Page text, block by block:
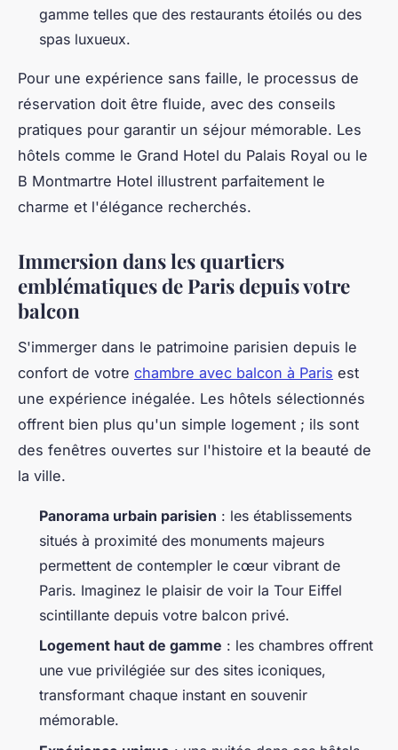
gamme telles que des restaurants étoilés ou des
spas luxueux.
Pour une expérience sans faille, le processus de
réservation doit être fluide, avec des conseils
pratiques pour garantir un séjour mémorable. Les
hôtels comme le Grand Hotel du Palais Royal ou le
B Montmartre Hotel illustrent parfaitement le
charme et l'élégance recherchés.
Immersion dans les quartiers
emblématiques de Paris depuis votre
balcon
S'immerger dans le patrimoine parisien depuis le
confort de votre chambre avec balcon à Paris est
une expérience inégalée. Les hôtels sélectionnés
offrent bien plus qu'un simple logement ; ils sont
des fenêtres ouvertes sur l'histoire et la beauté de
la ville.
Panorama urbain parisien : les établissements
situés à proximité des monuments majeurs
permettent de contempler le cœur vibrant de
Paris. Imaginez le plaisir de voir la Tour Eiffel
scintillante depuis votre balcon privé.
Logement haut de gamme : les chambres offrent
une vue privilégiée sur des sites iconiques,
transformant chaque instant en souvenir
mémorable.